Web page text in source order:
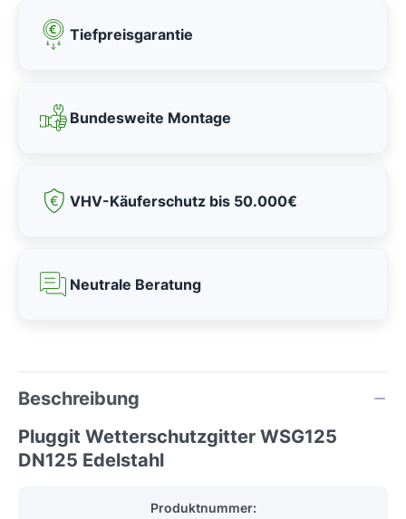
Tiefpreisgarantie
Bundesweite Montage
VHV-Käuferschutz bis 50.000€
Neutrale Beratung
Beschreibung
Pluggit Wetterschutzgitter WSG125
DN125 Edelstahl
Produktnummer: